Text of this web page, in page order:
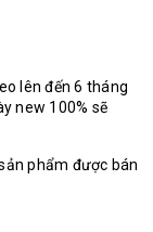
lên đến 6 tháng
new 100% sẽ
phẩm được bán